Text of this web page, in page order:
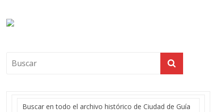
Buscar en todo el archivo histórico de Ciudad de Guía